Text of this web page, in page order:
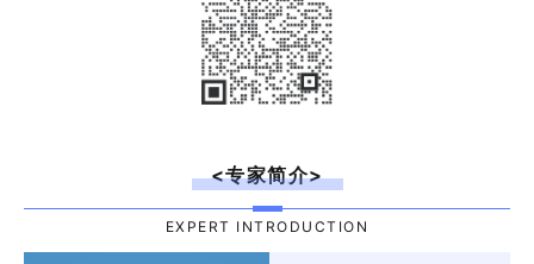
<专家简介>
EXPERT INTRODUCTION